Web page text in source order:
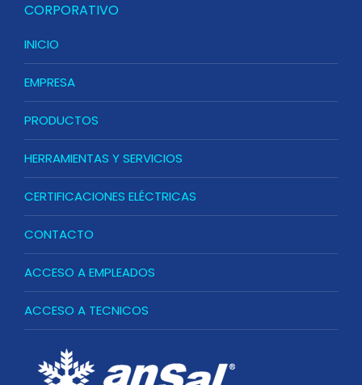
CORPORATIVO
INICIO
EMPRESA
PRODUCTOS
HERRAMIENTAS Y SERVICIOS
CERTIFICACIONES ELÉCTRICAS
CONTACTO
ACCESO A EMPLEADOS
ACCESO A TECNICOS